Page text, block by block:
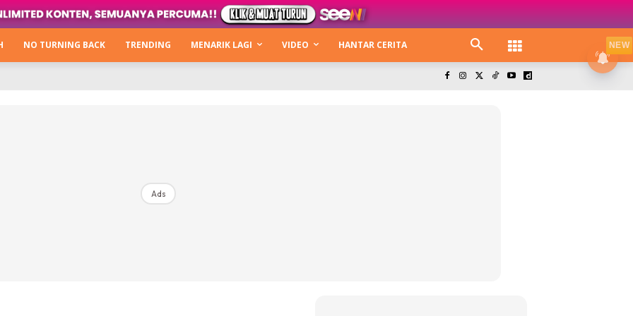
Hijabista
Next Level
NO TURNING BACK TRENDING MENARIK LAGI VIDEO HANTAR CERITA
Ads
NEW